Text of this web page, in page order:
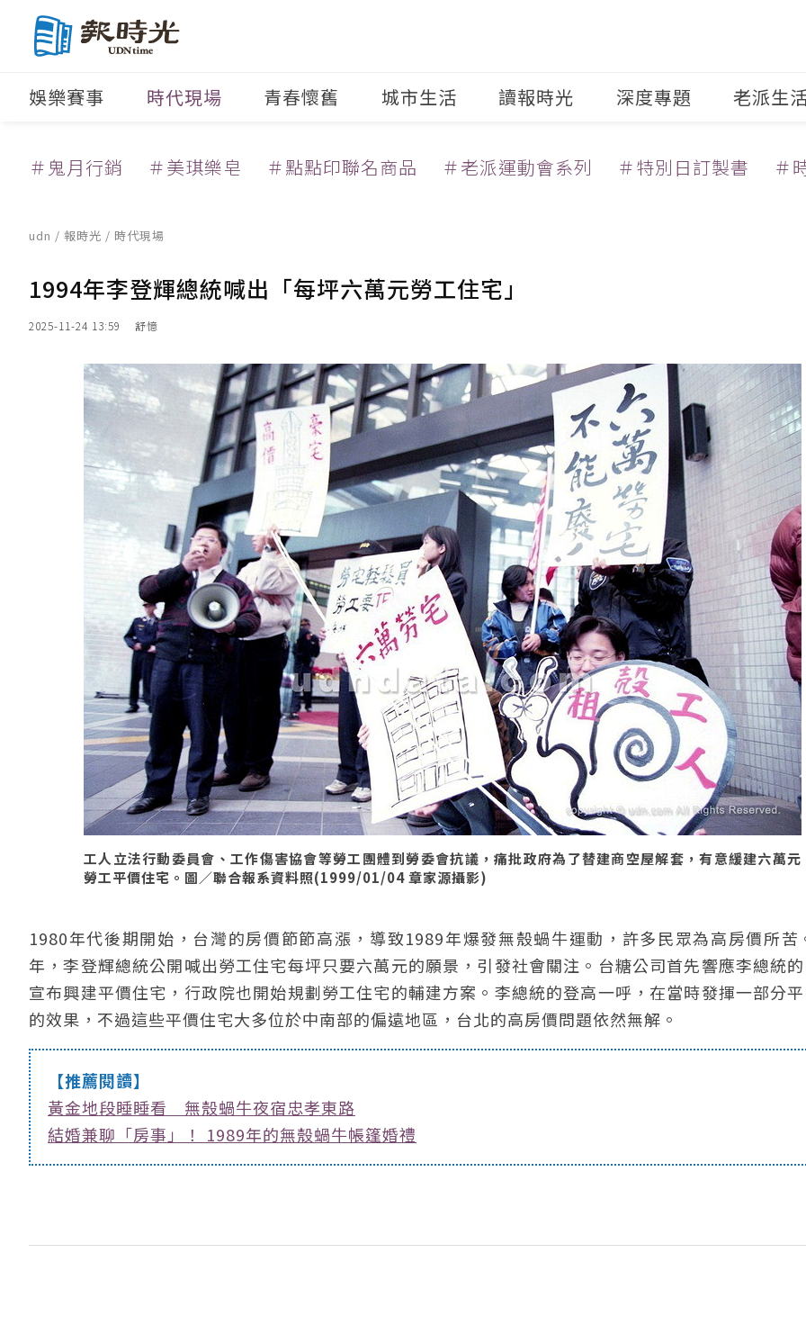
娛樂賽事 時代現場 青春懷舊 城市生活 讀報時光 深度專題 老派生
＃鬼月行銷 ＃美琪樂皂 ＃點點印聯名商品 ＃老派運動會系列 ＃特別日訂製書 ＃
udn / 報時光 / 時代現場
1994年李登輝總統喊出「每坪六萬元勞工住宅」
2025-11-24 13:59 舒憶
工人立法行動委員會、工作傷害協會等勞工團體到勞委會抗議，痛批政府為了替建商空屋解套，有意緩建六萬元
勞工平價住宅。圖／聯合報系資料照(1999/01/04 章家源攝影)
1980年代後期開始，台灣的房價節節高漲，導致1989年爆發無殼蝸牛運動，許多民眾為高房價所苦
年，李登輝總統公開喊出勞工住宅每坪只要六萬元的願景，引發社會關注。台糖公司首先響應李總統的
宣布興建平價住宅，行政院也開始規劃勞工住宅的輔建方案。李總統的登高一呼，在當時發揮一部分
的效果，不過這些平價住宅大多位於中南部的偏遠地區，台北的高房價問題依然無解。
【推薦閱讀】
黃金地段睡睡看 無殼蝸牛夜宿忠孝東路
結婚兼聊「房事」！ 1989年的無殼蝸牛帳篷婚禮